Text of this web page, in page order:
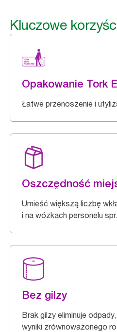
Kluczowe
Opakowanie Tork
Łatwe przenoszenie i
Oszczędność
Umieść większą liczbę
i na wózkach personelu
Bez gilzy
Brak gilzy eliminuje
wyniki zrównoważonego